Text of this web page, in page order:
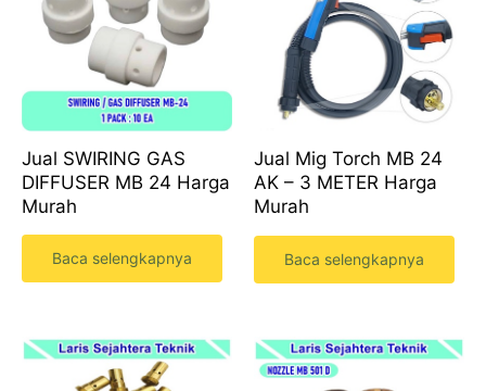
Jual SWIRING GAS
DIFFUSER MB 24 Harga
Murah
Baca selengkapnya
Jual Mig Torch MB 24
AK – 3 METER Harga
Murah
Baca selengkapnya